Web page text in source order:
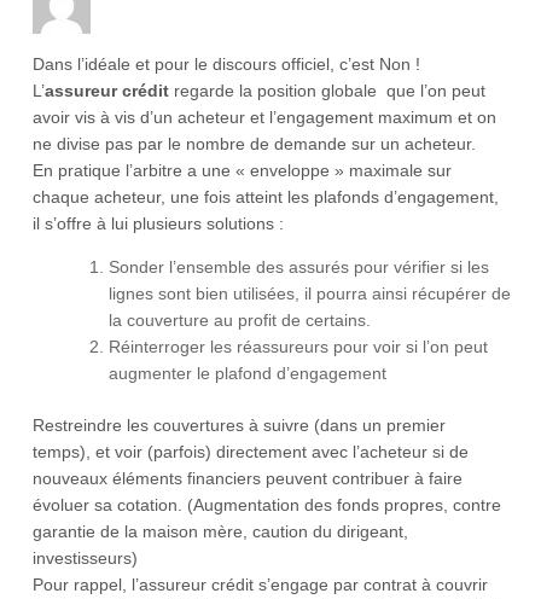
Dans l’idéale et pour le discours officiel, c’est Non !
L’assureur crédit regarde la position globale que l’on peut
avoir vis à vis d’un acheteur et l’engagement maximum et on
ne divise pas par le nombre de demande sur un acheteur.
En pratique l’arbitre a une « enveloppe » maximale sur
chaque acheteur, une fois atteint les plafonds d’engagement,
il s’offre à lui plusieurs solutions :
Sonder l’ensemble des assurés pour vérifier si les
lignes sont bien utilisées, il pourra ainsi récupérer de
la couverture au profit de certains.
Réinterroger les réassureurs pour voir si l’on peut
augmenter le plafond d’engagement
Restreindre les couvertures à suivre (dans un premier
temps), et voir (parfois) directement avec l’acheteur si de
nouveaux éléments financiers peuvent contribuer à faire
évoluer sa cotation. (Augmentation des fonds propres, contre
garantie de la maison mère, caution du dirigeant,
investisseurs)
Pour rappel, l’assureur crédit s’engage par contrat à couvrir